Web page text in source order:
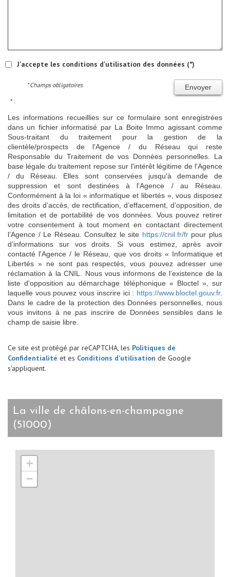
J'accepte les conditions d'utilisation des données (*)
Envoyer
* Champs obligatoires
* :
Les informations recueillies sur ce formulaire sont enregistrées
dans un fichier informatisé par La Boite Immo agissant comme
Sous-traitant du traitement pour la gestion de la
clientèle/prospects de l'Agence / du Réseau qui reste
Responsable du Traitement de vos Données personnelles. La
base légale du traitement repose sur l'intérêt légitime de l'Agence
/ du Réseau. Elles sont conservées jusqu'à demande de
suppression et sont destinées à l'Agence / au Réseau.
Conformément à la loi « informatique et libertés », vous disposez
des droits d’accès, de rectification, d’effacement, d’opposition, de
limitation et de portabilité de vos données. Vous pouvez retirer
votre consentement à tout moment en contactant directement
l’Agence / Le Réseau. Consultez le site https://cnil.fr/frpour plus
d’informations sur vos droits. Si vous estimez, après avoir
contacté l'Agence / le Réseau, que vos droits « Informatique et
Libertés » ne sont pas respectés, vous pouvez adresser une
réclamation à la CNIL. Nous vous informons de l’existence de la
liste d'opposition au démarchage téléphonique « Bloctel », sur
laquelle vous pouvez vous inscrire ici : https://www.bloctel.gouv.fr.
Dans le cadre de la protection des Données personnelles, nous
vous invitons à ne pas inscrire de Données sensibles dans le
champ de saisie libre.
Ce site est protégé par reCAPTCHA, les Politiques de
Confidentialité et es Conditions d'utilisation de Google
s'appliquent.
la ville de châlons-en-champagne
(51000)
+
−